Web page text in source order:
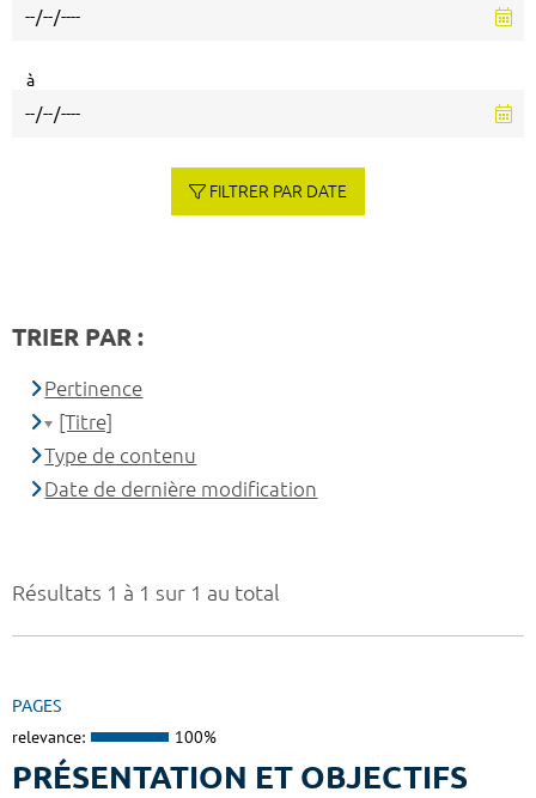
Résultats 1 à 1 sur 1 au total
PAGES
relevance: 100%
PRÉSENTATION ET OBJECTIFS
à
FILTRER PAR DATE
TRIER PAR :
Pertinence
[Titre]
Type de contenu
Date de dernière modification